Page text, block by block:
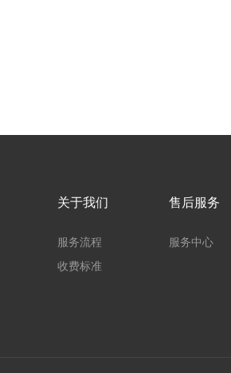
关于我们
服务流程
收费标准
售后服务
服务中心